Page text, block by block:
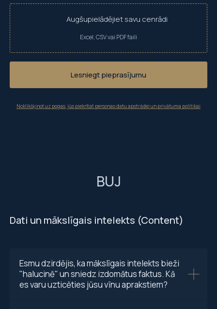
Augšupielādējiet savu cenrādi
Lesniegt pieprasījumu
Noklikšķinot uz pogas, jūs piekrītat personas datu apstrādei un privātuma politikai
BUJ
Dati un mākslīgais intelekts (Content)
Esmu dzirdējis, ka mākslīgais intelekts bieži
"halucinē" un sniedz izdomātus faktus. Kā
es varu uzticēties jūsu vīnu aprakstiem?